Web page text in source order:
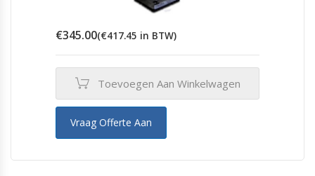
€345.00(€417.45 in BTW)
Toevoegen Aan Winkelwagen
Vraag Offerte Aan